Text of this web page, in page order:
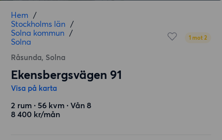
Hem /
Stockholms län /
Solna kommun /
Solna
Råsunda, Solna
1 mot 2
Ekensbergsvägen 91
Visa på karta
2 rum ∙ 56 kvm ∙ Vån 8
8 400 kr/mån